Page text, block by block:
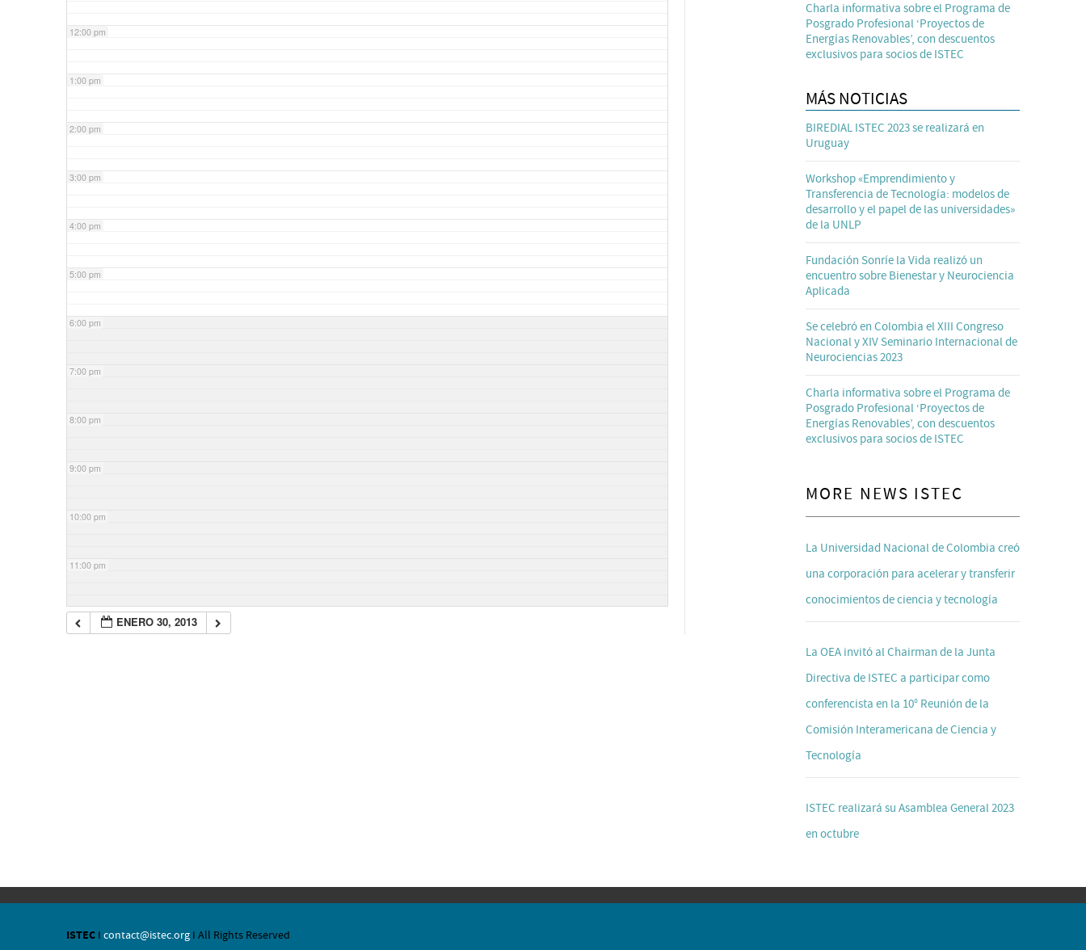
12:00 pm
1:00 pm
2:00 pm
3:00 pm
4:00 pm
5:00 pm
6:00 pm
7:00 pm
8:00 pm
9:00 pm
10:00 pm
11:00 pm
ENERO 30, 2013
Charla informativa sobre el Programa de
Posgrado Profesional ‘Proyectos de
Energías Renovables’, con descuentos
exclusivos para socios de ISTEC
MÁS NOTICIAS
BIREDIAL ISTEC 2023 se realizará en
Uruguay
Workshop «Emprendimiento y
Transferencia de Tecnología: modelos de
desarrollo y el papel de las universidades»
de la UNLP
Fundación Sonríe la Vida realizó un
encuentro sobre Bienestar y Neurociencia
Aplicada
Se celebró en Colombia el XIII Congreso
Nacional y XIV Seminario Internacional de
Neurociencias 2023
Charla informativa sobre el Programa de
Posgrado Profesional ‘Proyectos de
Energías Renovables’, con descuentos
exclusivos para socios de ISTEC
MORE NEWS ISTEC
La Universidad Nacional de Colombia creó
una corporación para acelerar y transferir
conocimientos de ciencia y tecnología
La OEA invitó al Chairman de la Junta
Directiva de ISTEC a participar como
conferencista en la 10° Reunión de la
Comisión Interamericana de Ciencia y
Tecnología
ISTEC realizará su Asamblea General 2023
en octubre
ISTEC I contact@istec.org I All Rights Reserved